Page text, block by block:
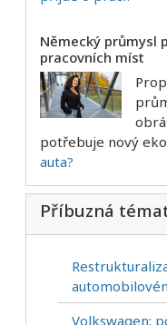
Německý průmysl
pracovních míst
potřebuje nový
auta?
Příbuzná
Volkswagen: